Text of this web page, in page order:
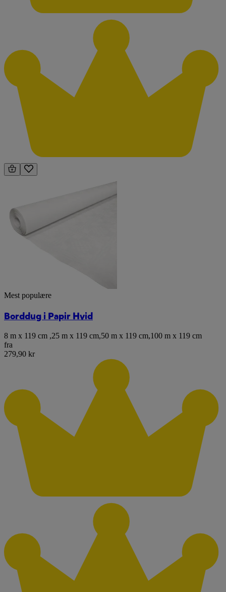
Mest populære
Borddug i Papir Hvid
8 m x 119 cm ,25 m x 119 cm,50 m x 119 cm,100 m x 119 cm
fra
279,90 kr